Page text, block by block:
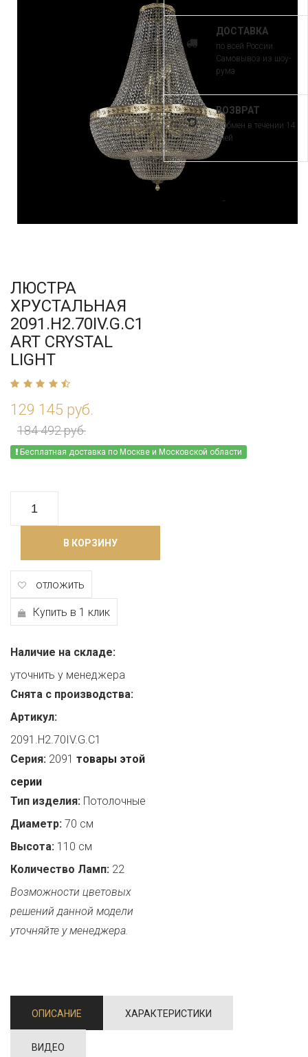
ЛЮСТРА
ХРУСТАЛЬНАЯ
2091.H2.70IV.G.C1
ART CRYSTAL
LIGHT
129 145 руб.
184 492 руб.
Бесплатная доставка по Москве и Московской области
В КОРЗИНУ
отложить
Купить в 1 клик
Наличие на складе:
уточнить у менеджера
Снята с производства:
Артикул:
2091.H2.70IV.G.C1
Серия: 2091 товары этой
серии
Тип изделия: Потолочные
Диаметр: 70 см
Высота: 110 см
Количество Ламп: 22
Возможности цветовых
решений данной модели
уточняйте у менеджера.
ДОСТАВКА
по всей России.
Самовывоз из шоу-
рума
ВОЗВРАТ
и обмен в течении 14
дней
ОПИСАНИЕ ХАРАКТЕРИСТИКИ
ВИДЕО